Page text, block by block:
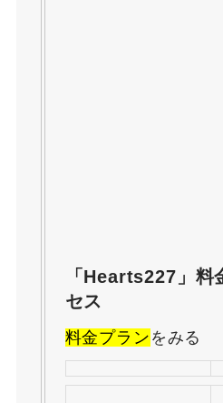
「Hearts227」料
セス
料金プラン をみる